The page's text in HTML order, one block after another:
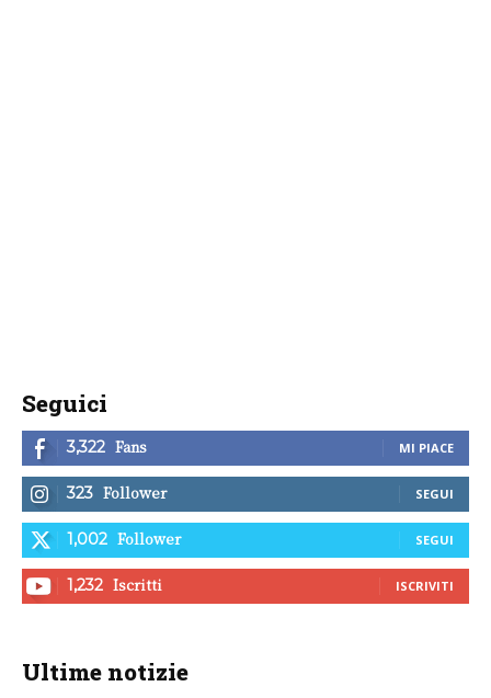
Seguici
3,322 Fans MI PIACE
323 Follower SEGUI
1,002 Follower SEGUI
1,232 Iscritti ISCRIVITI
Ultime notizie